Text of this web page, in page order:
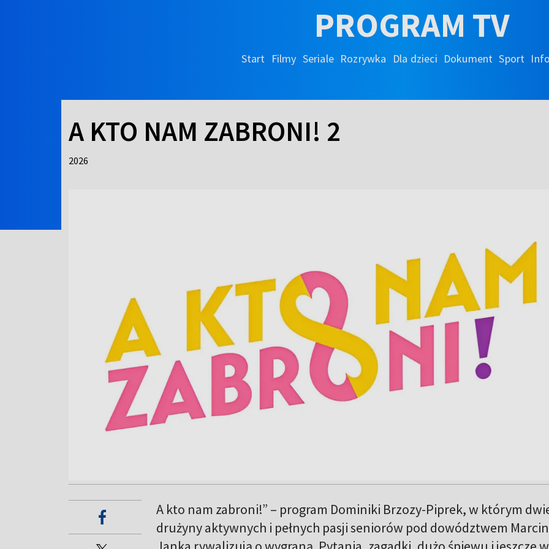
PROGRAM TV
Start Filmy Seriale Rozrywka Dla dzieci Dokument Sport
A KTO NAM ZABRONI! 2
2026
A kto nam zabroni!” – program Dominiki Brzozy-Piprek, w którym
drużyny aktywnych i pełnych pasji seniorów pod dowództwem